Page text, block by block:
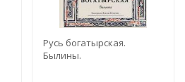
Русь богатырская.
Былины.